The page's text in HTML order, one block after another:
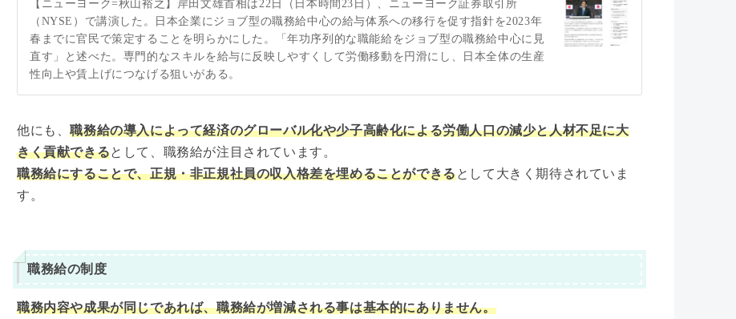
【ニューヨーク=秋山裕之】岸田文雄首相は22日（日本時間23日）、ニューヨーク証券取引所
（NYSE）で講演した。日本企業にジョブ型の職務給中心の給与体系への移行を促す指針を2023年
春までに官民で策定することを明らかにした。「年功序列的な職能給をジョブ型の職務給中心に見
直す」と述べた。専門的なスキルを給与に反映しやすくして労働移動を円滑にし、日本全体の生産
性向上や賃上げにつなげる狙いがある。
他にも、職務給の導入によって経済のグローバル化や少子高齢化による労働人口の減少と人材不足に大
きく貢献できるとして、職務給が注目されています。
職務給にすることで、正規・非正規社員の収入格差を埋めることができるとして大きく期待されていま
す。
職務給の制度
職務内容や成果が同じであれば、職務給が増減される事は基本的にありません。